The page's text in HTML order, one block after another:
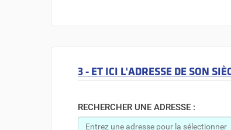
3 - ET ICI L'ADRESSE DE SON
RECHERCHER UNE ADRESSE :